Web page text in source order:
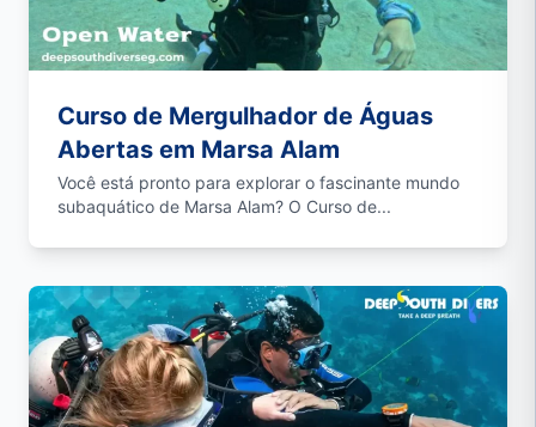
Curso de Mergulhador de Águas
Abertas em Marsa Alam
Você está pronto para explorar o fascinante mundo
subaquático de Marsa Alam? O Curso de...